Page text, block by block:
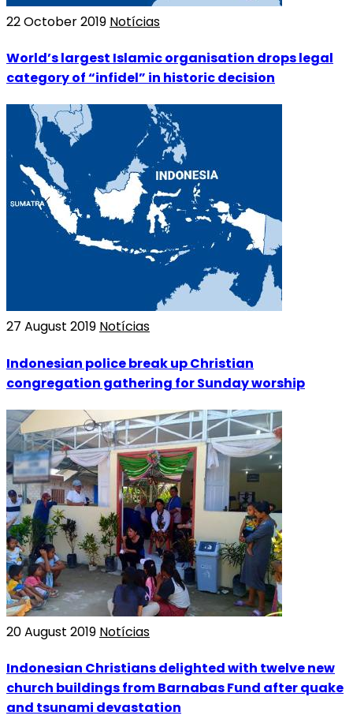
22 October 2019 Notícias
World’s largest Islamic organisation drops legal
category of “infidel” in historic decision
27 August 2019 Notícias
Indonesian police break up Christian
congregation gathering for Sunday worship
20 August 2019 Notícias
Indonesian Christians delighted with twelve new
church buildings from Barnabas Fund after quake
and tsunami devastation